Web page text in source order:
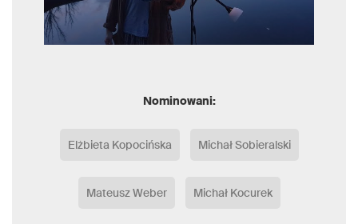
Nominowani:
Elżbieta Kopocińska Michał Sobieralski
Mateusz Weber Michał Kocurek